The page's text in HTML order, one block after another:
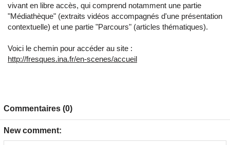
vivant en libre accès, qui comprend notamment une partie
"Médiathèque" (extraits vidéos accompagnés d'une présentation
contextuelle) et une partie "Parcours" (articles thématiques).
Voici le chemin pour accéder au site :
http://fresques.ina.fr/en-scenes/accueil
Commentaires (0)
New comment: